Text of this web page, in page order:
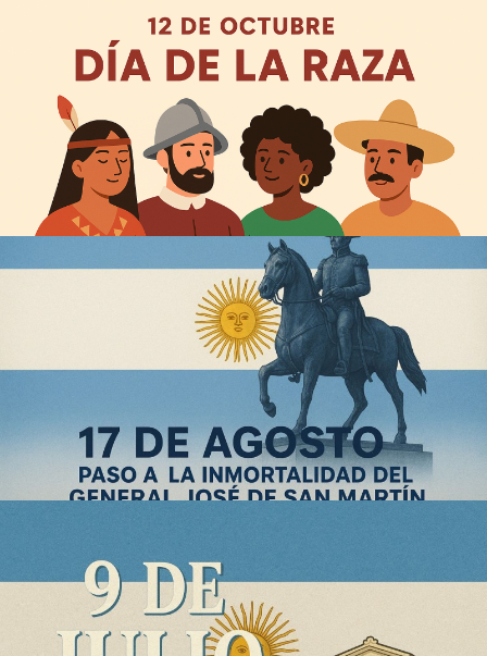
12 de octubre - Día de la Raza
17 de agosto - Paso a la Inmortalidad de José de San
Martin